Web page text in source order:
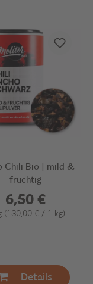
Chili Bio | mild &
fruchtig
6,50 €
(130,00 € / 1 kg)
Details